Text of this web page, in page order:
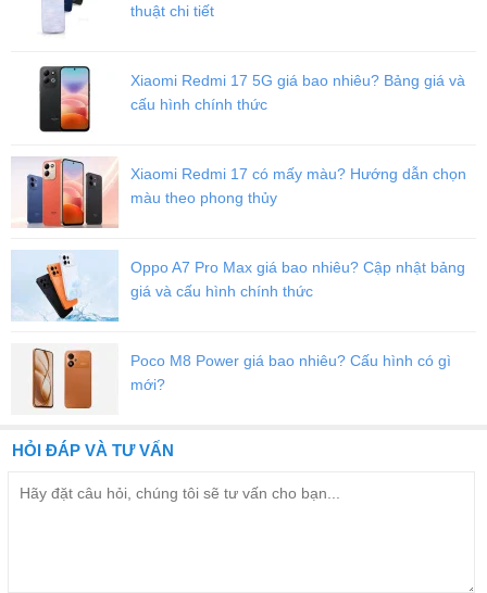
thuật chi tiết
Xiaomi Redmi 17 5G giá bao nhiêu? Bảng giá và
cấu hình chính thức
Xiaomi Redmi 17 có mấy màu? Hướng dẫn chọn
màu theo phong thủy
Oppo A7 Pro Max giá bao nhiêu? Cập nhật bảng
giá và cấu hình chính thức
Poco M8 Power giá bao nhiêu? Cấu hình có gì
mới?
HỎI ĐÁP VÀ TƯ VẤN